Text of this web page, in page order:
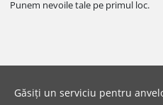
Punem nevoile tale pe primul loc.
Găsiți un serviciu pentru